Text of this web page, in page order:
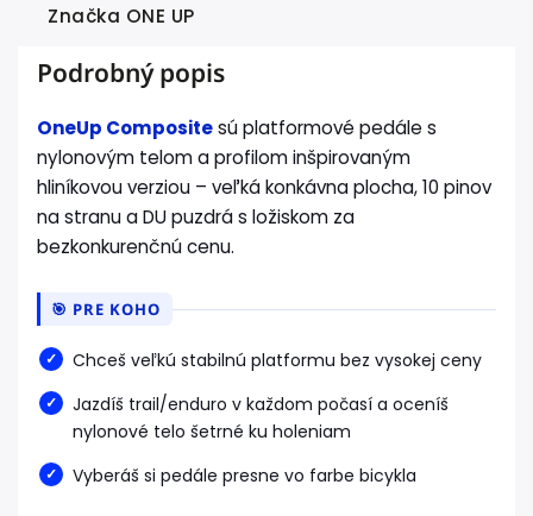
Značka ONE UP
Podrobný popis
OneUp Compositesú platformové pedále s
nylonovým telom a profilom inšpirovaným
hliníkovou verziou – veľká konkávna plocha, 10 pinov
na stranu a DU puzdrá s ložiskom za
bezkonkurenčnú cenu.
🎯 PRE KOHO
Chceš veľkú stabilnú platformu bez vysokej ceny
Jazdíš trail/enduro v každom počasí a oceníš
nylonové telo šetrné ku holeniam
Vyberáš si pedále presne vo farbe bicykla